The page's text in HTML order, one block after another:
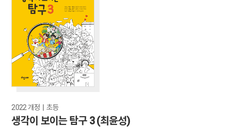
2022 개정  |  초등
생각이 보이는 탐구 3 (최윤성)